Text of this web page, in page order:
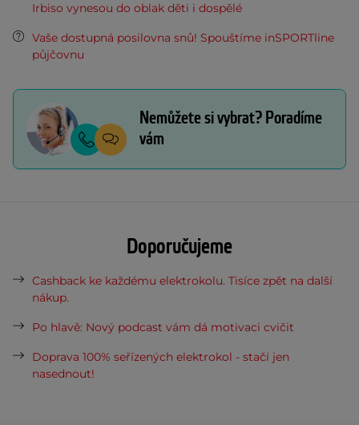
Irbiso vynesou do oblak děti i dospělé
Vaše dostupná posilovna snů! Spouštíme inSPORTline
půjčovnu
Nemůžete si vybrat? Poradíme
vám
Doporučujeme
Cashback ke každému elektrokolu. Tisíce zpět na další
nákup.
Po hlavě: Nový podcast vám dá motivaci cvičit
Doprava 100% seřízených elektrokol - stačí jen
nasednout!